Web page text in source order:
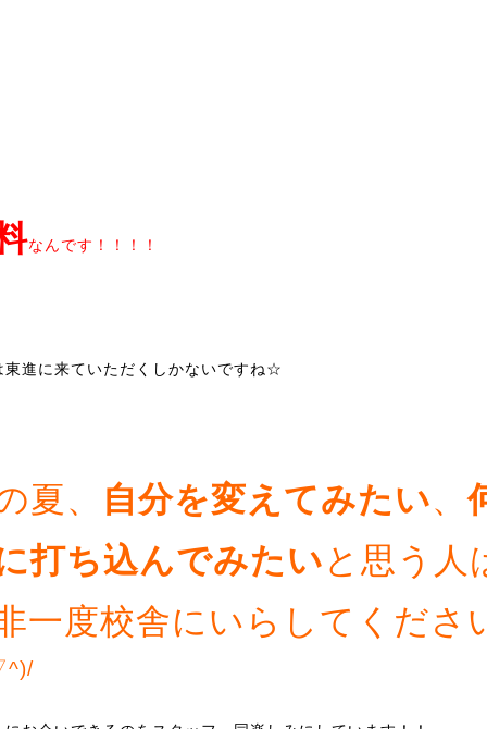
なんです！！！！
東進に来ていただくしかないですね☆
夏、 自分を変えてみたい、
打ち込んでみたいと思う人
一度校舎にいらしてくださ